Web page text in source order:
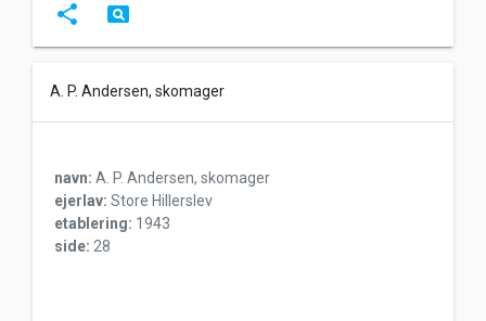
share pageview
A. P. Andersen, skomager
navn: A. P. Andersen, skomager
ejerlav: Store Hillerslev
etablering: 1943
side: 28